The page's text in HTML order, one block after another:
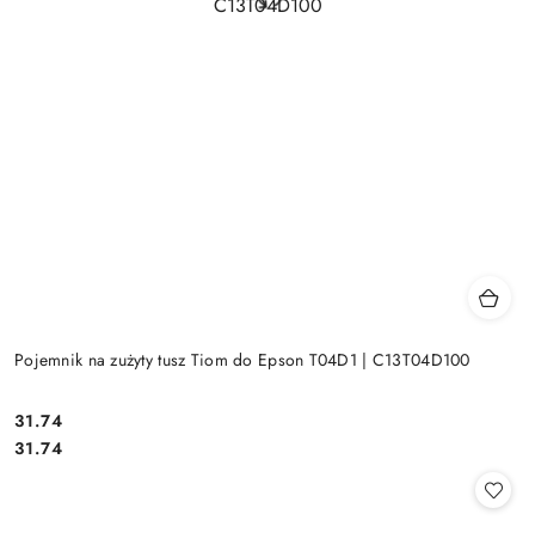
Pojemnik na zużyty tusz Tiom do Epson T04D1 | C13T04D100
Cena:
31.74
Cena:
31.74